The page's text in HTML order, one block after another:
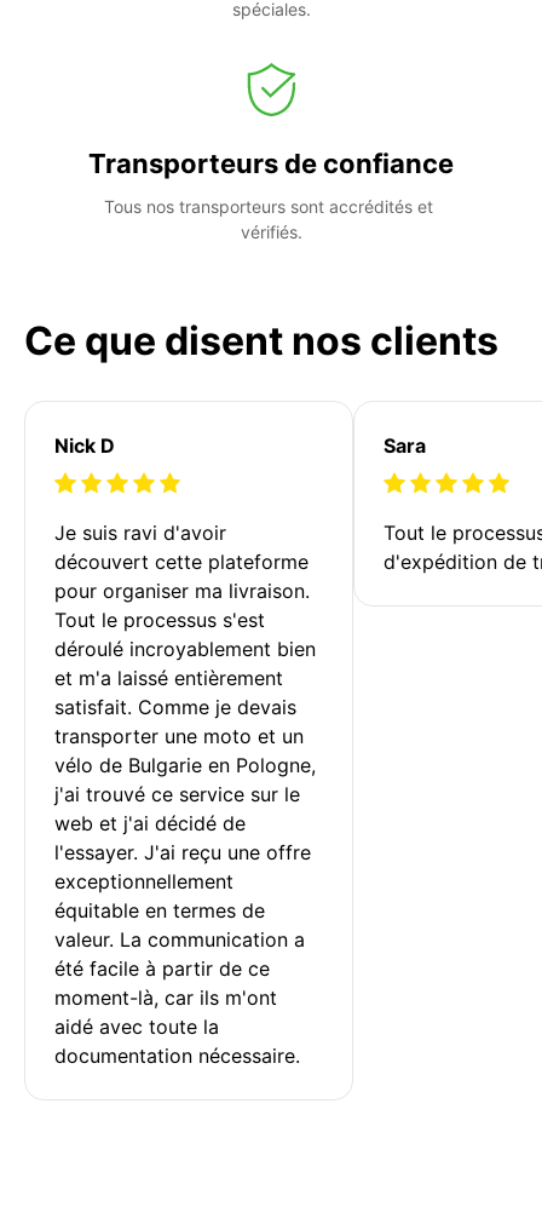
spéciales.
Transporteurs de confiance
Tous nos transporteurs sont accrédités et
vérifiés.
Ce que disent nos clients
Nick D
Je suis ravi d'avoir
découvert cette plateforme
pour organiser ma livraison.
Tout le processus s'est
déroulé incroyablement bien
et m'a laissé entièrement
satisfait. Comme je devais
transporter une moto et un
vélo de Bulgarie en Pologne,
j'ai trouvé ce service sur le
web et j'ai décidé de
l'essayer. J'ai reçu une offre
exceptionnellement
équitable en termes de
valeur. La communication a
été facile à partir de ce
moment-là, car ils m'ont
aidé avec toute la
documentation nécessaire.
Sara
Tout le
d'expédition de